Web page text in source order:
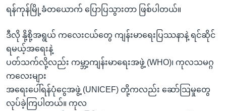
ရန်ကုန်မြို့ခံတယောက် ပြောပြသွားတာ ဖြစ်ပါတယ်။
ဒီလို နို့စို့အရွယ် ကလေးငယ်တွေ ကျန်းမာရေးပြဿနာနဲ့ ရင်ဆိုင်
ရမယ့်အရေးနဲ့
ပတ်သက်လို့လည်း ကမ္ဘာ့ကျန်းမာရေးအဖွဲ့ (WHO)၊ ကုလသမဂ္ဂ
ကလေးများ
အရေးပေါ်ရန်ပုံငွေအဖွဲ့ (UNICEF) တို့ကလည်း ဆော်သြမှုတွေ
လုပ်ခဲ့ကြပါတယ်။ ကုလ